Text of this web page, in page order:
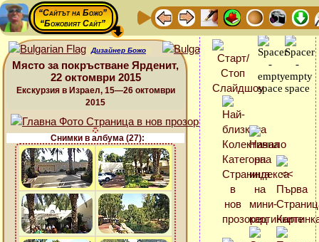
“Сайтът на Божо”
“Божовият Сайт”
Дизайнер Божо
Място за покръстване Ярденит,
22 октомври 2015
Екскурзия в Израел, 15—26 октомври
2015
Снимки в албума (27):